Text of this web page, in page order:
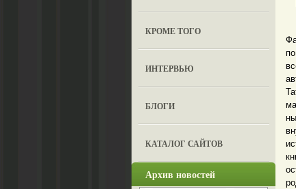
КРОМЕ ТОГО
ИНТЕРВЬЮ
БЛОГИ
КАТАЛОГ САЙТОВ
Архив новостей